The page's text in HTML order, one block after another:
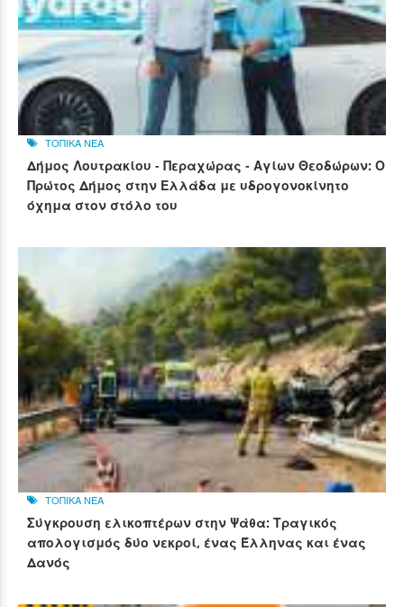
ΤΟΠΙΚΑ ΝΕΑ
Δήμος Λουτρακίου - Περαχώρας - Αγίων Θεοδώρων: Ο
Πρώτος Δήμος στην Ελλάδα με υδρογονοκίνητο
όχημα στον στόλο του
ΤΟΠΙΚΑ ΝΕΑ
Σύγκρουση ελικοπτέρων στην Ψάθα: Τραγικός
απολογισμός δύο νεκροί, ένας Έλληνας και ένας
Δανός